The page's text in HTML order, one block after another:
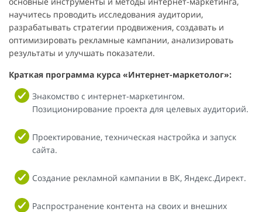
научитесь проводить исследования аудитории,
разрабатывать стратегии продвижения, создавать и
оптимизировать рекламные кампании, анализировать
результаты и улучшать показатели.
Краткая программа курса «Интернет-маркетолог»:
Знакомство с интернет-маркетингом.
Позиционирование проекта для целевых аудиторий.
Проектирование, техническая настройка и запуск
сайта.
Создание рекламной кампании в ВК, Яндекс.Директ.
Распространение контента на своих и внешних